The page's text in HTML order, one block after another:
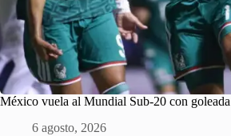
México vuela al Mundial Sub-20 con goleada
6 agosto, 2026